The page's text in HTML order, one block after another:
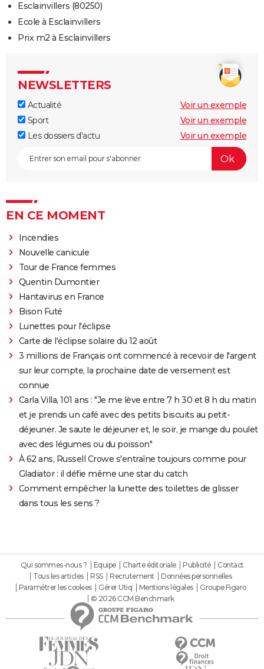
Esclainvillers (80250)
Ecole à Esclainvillers
Prix m2 à Esclainvillers
NEWSLETTERS
Actualité
Voir un exemple
Sport
Voir un exemple
Les dossiers d'actu
Voir un exemple
EN CE MOMENT
Incendies
Nouvelle canicule
Tour de France femmes
Quentin Dumontier
Hantavirus en France
Bison Futé
Lunettes pour l'éclipse
Carte de l'éclipse solaire du 12 août
3 millions de Français ont commencé à recevoir de l'argent
sur leur compte, la prochaine date de versement est
connue
Carla Villa, 101 ans : "Je me lève entre 7 h 30 et 8 h du matin
et je prends un café avec des petits biscuits au petit-
déjeuner. Je saute le déjeuner et, le soir, je mange du poulet
avec des légumes ou du poisson"
À 62 ans, Russell Crowe s'entraîne toujours comme pour
Gladiator : il défie même une star du catch
Comment empêcher la lunette des toilettes de glisser
dans tous les sens ?
Qui sommes-nous ? Equipe Charte éditoriale Publicité
Contact
Tous les articles
RSS Recrutement
Données personnelles
Paramétrer les cookies
Gérer Utiq Mentions légales
Groupe Figaro
© 2026 CCM Benchmark